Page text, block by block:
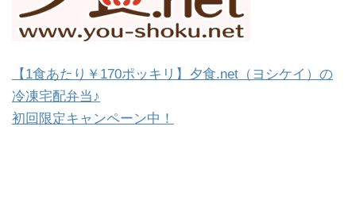
【1食あたり￥170ポッキリ】夕食.net（ヨシケイ）の
冷凍宅配弁当♪
初回限定キャンペーン中！